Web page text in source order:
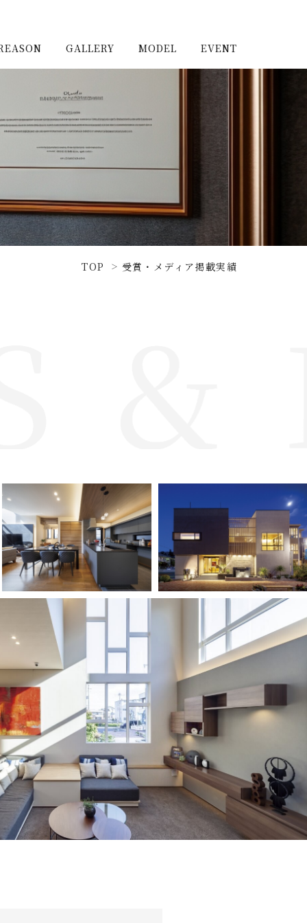
GALLERY
施工実例（リノベーショ
ン）
MODEL
浦和住宅展示場Miraizu
大宮北ハウジングステージ
EVENT
TOP 受賞・メディア掲載実績